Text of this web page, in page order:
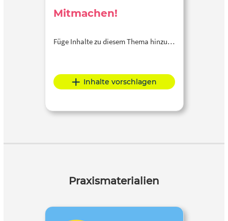
Mitmachen!
Füge Inhalte zu diesem Thema hinzu…
Inhalte vorschlagen
Praxismaterialien